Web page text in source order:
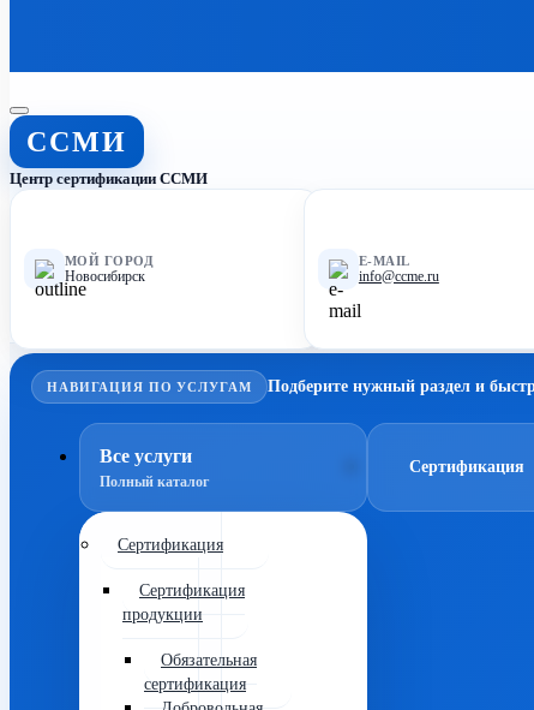
ССМИ
Центр сертификации ССМИ
МОЙ ГОРОД
Новосибирск
E-MAIL
info@ccme.ru
НАВИГАЦИЯ ПО УСЛУГАМ Подберите нужный раздел и
Все услуги
Полный каталог
Сертификация
Сертификация
продукции
Обязательная
сертификация
Сертификация